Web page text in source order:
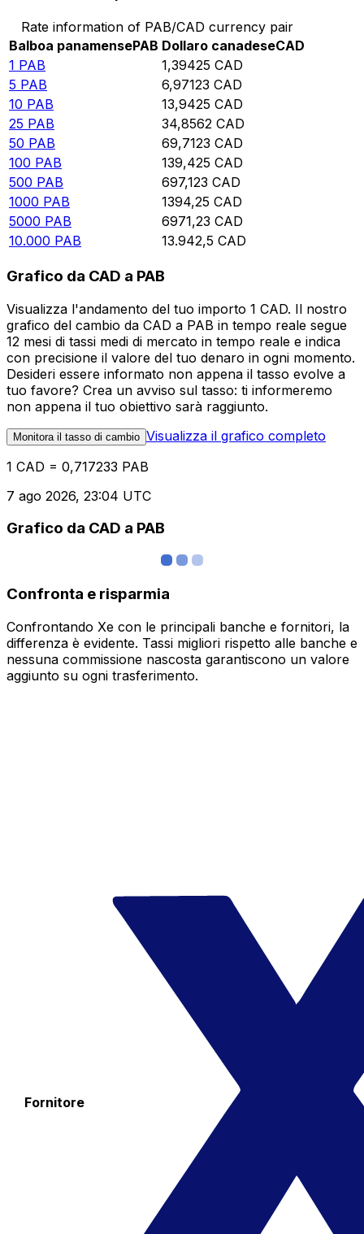
Rate information of PAB/CAD currency pair
Balboa panamensePAB Dollaro canadeseCAD
1 PAB 1,39425 CAD
5 PAB 6,97123 CAD
10 PAB 13,9425 CAD
25 PAB 34,8562 CAD
50 PAB 69,7123 CAD
100 PAB 139,425 CAD
500 PAB 697,123 CAD
1000 PAB 1394,25 CAD
5000 PAB 6971,23 CAD
10.000 PAB 13.942,5 CAD
Grafico da CAD a PAB
Visualizza l'andamento del tuo importo 1 CAD. Il nostro
grafico del cambio da CAD a PAB in tempo reale segue
12 mesi di tassi medi di mercato in tempo reale e indica
con precisione il valore del tuo denaro in ogni momento.
Desideri essere informato non appena il tasso evolve a
tuo favore? Crea un avviso sul tasso: ti informeremo
non appena il tuo obiettivo sarà raggiunto.
Monitora il tasso di cambio Visualizza il grafico completo
1 CAD = 0,717233 PAB
7 ago 2026, 23:04 UTC
Grafico da CAD a PAB
Confronta e risparmia
Confrontando Xe con le principali banche e fornitori, la
differenza è evidente. Tassi migliori rispetto alle banche e
nessuna commissione nascosta garantiscono un valore
aggiunto su ogni trasferimento.
Fornitore